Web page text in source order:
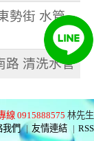
勢街 水管
路 清洗水管
線 0915888575 林先生
我們 | 友情連結 | RSS